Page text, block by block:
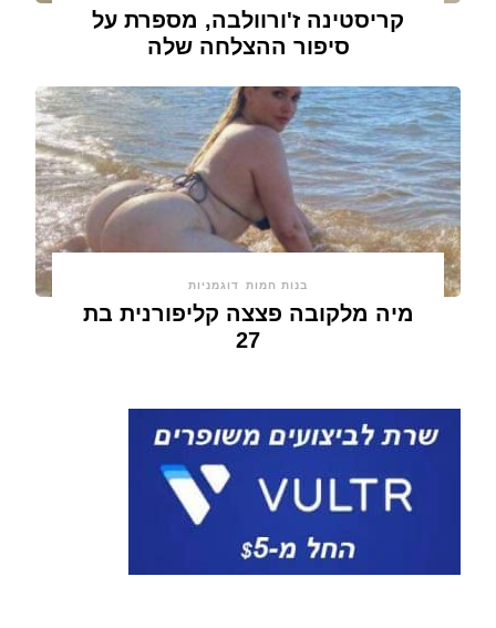
קריסטינה ז'ורוולבה, מספרת על
סיפור ההצלחה שלה
בנות חמות דוגמניות
מיה מלקובה פצצה קליפורנית בת
27